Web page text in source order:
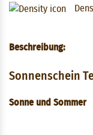
Beschreibung:
Sonnenschein
Sonne und Sommer